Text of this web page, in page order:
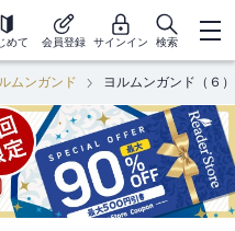
めて 会員登録 サインイン 検索
ムンガンド ヨルムンガンド（６）